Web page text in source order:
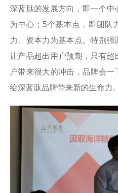
深蓝肽的发展方向，即一个
为中心；5个基本点，即团队
力、资本力为基本点。特别强
让产品超出用户预期，只有超
户带来很大的冲击，品牌会
给深蓝肽品牌带来新的生命力。